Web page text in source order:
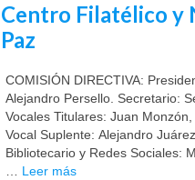
Centro Filatélico y
Paz
COMISIÓN DIRECTIVA:
Alejandro Persello. Secretario:
Vocales Titulares: Juan
Vocal Suplente: Alejandro
Bibliotecario y Redes Sociales:
… Leer más